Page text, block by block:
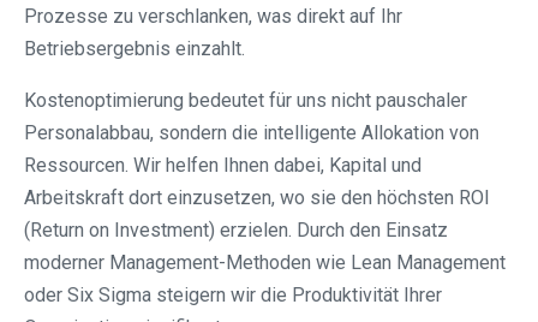
Prozesse zu verschlanken, was direkt auf Ihr
Betriebsergebnis einzahlt.
Kostenoptimierung bedeutet für uns nicht pauschaler
Personalabbau, sondern die intelligente Allokation von
Ressourcen. Wir helfen Ihnen dabei, Kapital und
Arbeitskraft dort einzusetzen, wo sie den höchsten ROI
(Return on Investment) erzielen. Durch den Einsatz
moderner Management-Methoden wie Lean Management
oder Six Sigma steigern wir die Produktivität Ihrer